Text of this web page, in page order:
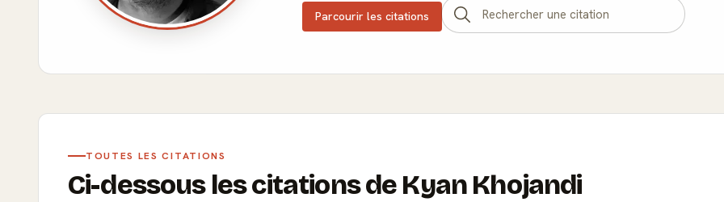
Parcourir les citations
TOUTES LES CITATIONS
Ci-dessous les citations de Kyan Khojandi